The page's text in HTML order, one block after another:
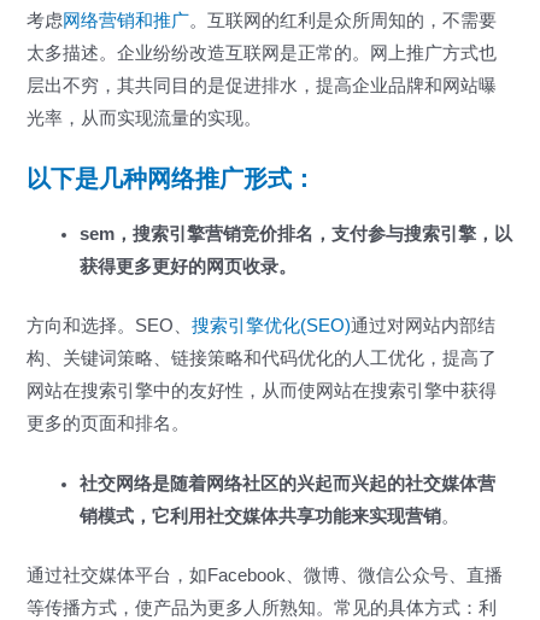
考虑网络营销和推广。互联网的红利是众所周知的，不需要
太多描述。企业纷纷改造互联网是正常的。网上推广方式也
层出不穷，其共同目的是促进排水，提高企业品牌和网站曝
光率，从而实现流量的实现。
以下是几种网络推广形式：
sem，搜索引擎营销竞价排名，支付参与搜索引擎，以
获得更多更好的网页收录。
方向和选择。SEO、搜索引擎优化(SEO)通过对网站内部结
构、关键词策略、链接策略和代码优化的人工优化，提高了
网站在搜索引擎中的友好性，从而使网站在搜索引擎中获得
更多的页面和排名。
社交网络是随着网络社区的兴起而兴起的社交媒体营
销模式，它利用社交媒体共享功能来实现营销。
通过社交媒体平台，如Facebook、微博、微信公众号、直播
等传播方式，使产品为更多人所熟知。常见的具体方式：利